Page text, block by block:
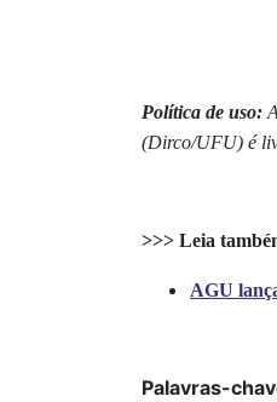
Política de uso:
(Dirco/UFU) é
>>> Leia
AGU
Palavras-